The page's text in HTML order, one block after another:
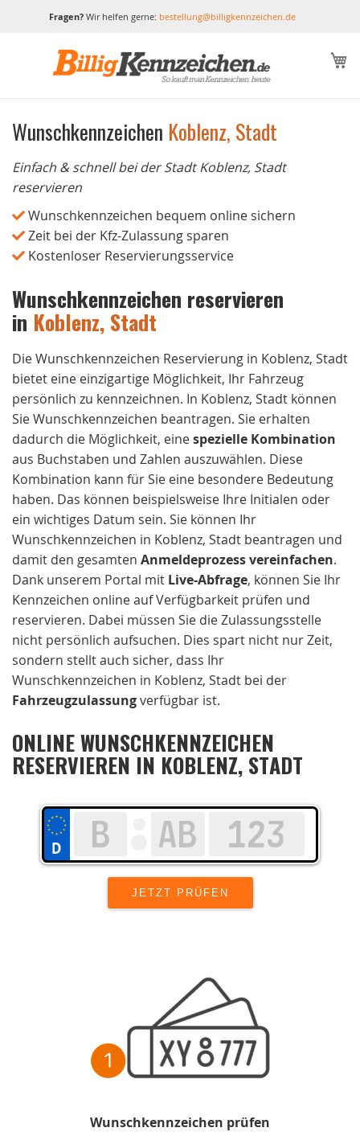
Fragen?Wir helfen gerne: bestellung@billigkennzeichen.de
Wunschkennzeichen Koblenz, Stadt
Einfach & schnell bei der Stadt Koblenz, Stadt
reservieren
Wunschkennzeichen bequem online sichern
Zeit bei der Kfz-Zulassung sparen
Kostenloser Reservierungsservice
Wunschkennzeichen reservieren
in Koblenz, Stadt
Die Wunschkennzeichen Reservierung in Koblenz, Stadt
bietet eine einzigartige Möglichkeit, Ihr Fahrzeug
persönlich zu kennzeichnen. In Koblenz, Stadt können
Sie Wunschkennzeichen beantragen. Sie erhalten
dadurch die Möglichkeit, einespezielle Kombination
aus Buchstaben und Zahlen auszuwählen. Diese
Kombination kann für Sie eine besondere Bedeutung
haben. Das können beispielsweise Ihre Initialen oder
ein wichtiges Datum sein. Sie können Ihr
Wunschkennzeichen in Koblenz, Stadt beantragen und
damit den gesamten Anmeldeprozess vereinfachen.
Dank unserem Portal mit Live-Abfrage, können Sie Ihr
Kennzeichen online auf Verfügbarkeit prüfen und
reservieren. Dabei müssen Sie die Zulassungsstelle
nicht persönlich aufsuchen. Dies spart nicht nur Zeit,
sondern stellt auch sicher, dass Ihr
Wunschkennzeichen in Koblenz, Stadt bei der
Fahrzeugzulassungverfügbar ist.
ONLINE WUNSCHKENNZEICHEN
RESERVIEREN IN KOBLENZ, STADT
Wunschkennzeichen prüfen